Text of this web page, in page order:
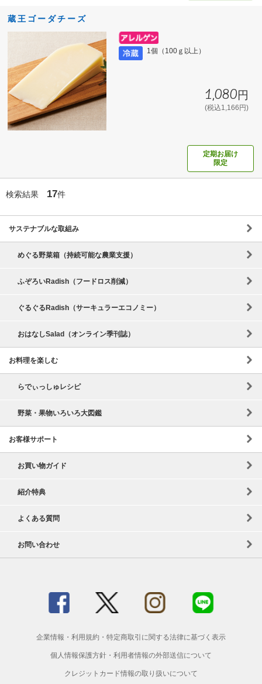
蔵王ゴーダチーズ
1個（100ｇ以上）
1,080円
(税込1,166円)
定期お届け
限定
検索結果 17件
サステナブルな取組み
めぐる野菜箱（持続可能な農業支援）
ふぞろいRadish（フードロス削減）
ぐるぐるRadish（サーキュラーエコノミー）
おはなしSalad（オンライン季刊誌）
お料理を楽しむ
らでぃっしゅレシピ
野菜・果物いろいろ大図鑑
お客様サポート
お買い物ガイド
紹介特典
よくある質問
お問い合わせ
企業情報 ・ 利用規約 ・ 特定商取引に関する法律に基づく表示
個人情報保護方針 ・ 利用者情報の外部送信について
クレジットカード情報の取り扱いについて